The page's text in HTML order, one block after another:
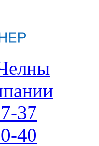
37
40